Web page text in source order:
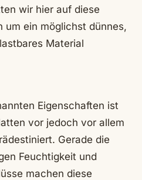
wir hier auf diese
um ein möglichst dünnes,
Material
Eigenschaften ist
vor jedoch vor allem
Gerade die
Feuchtigkeit und
machen diese